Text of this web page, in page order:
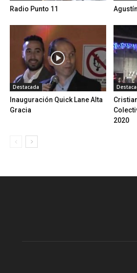
Radio Punto 11
Destacada
Inauguración Quick Lane Alta
Gracia
2020